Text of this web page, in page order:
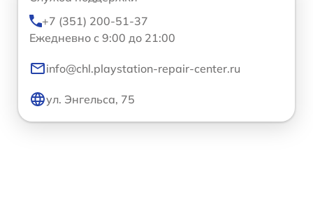
+7 (351) 200-51-37
Ежедневно с 9:00 до 21:00
info@chl.playstation-repair-center.ru
ул. Энгельса, 75